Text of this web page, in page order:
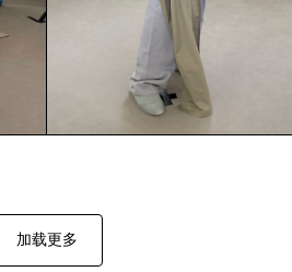
加载更多